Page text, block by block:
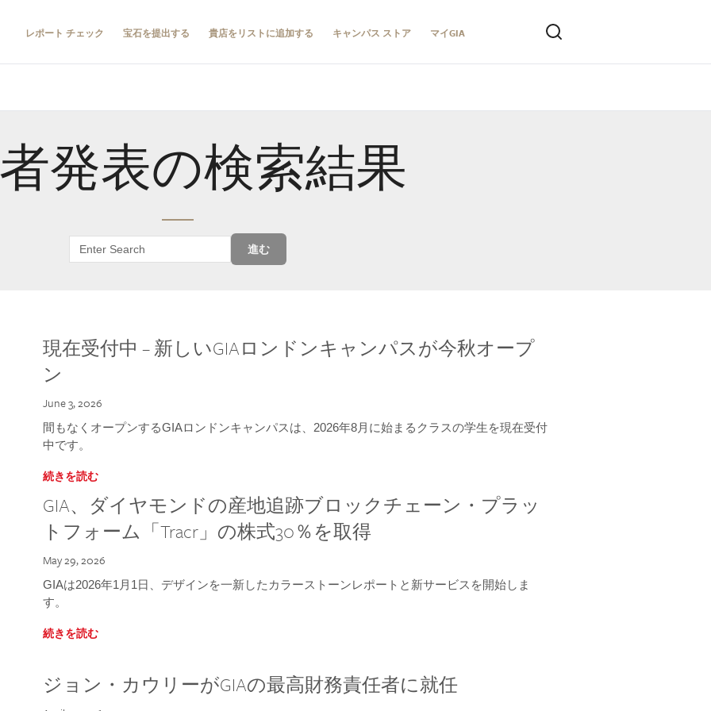
レポート チェック 宝石を提出する 貴店をリストに追加する キャンパス ストア マイGIA
発表の検索結果
進む
現在受付中 – 新しいGIAロンドンキャンパスが今秋オープ
ン
June 3, 2026
間もなくオープンするGIAロンドンキャンパスは、2026年8月に始まるクラスの学生を現在受付
中です。
続きを読む
GIA、ダイヤモンドの産地追跡ブロックチェーン・プラッ
トフォーム「Tracr」の株式30％を取得
May 29, 2026
GIAは2026年1月1日、デザインを一新したカラーストーンレポートと新サービスを開始しま
す。
続きを読む
ジョン・カウリーがGIAの最高財務責任者に就任